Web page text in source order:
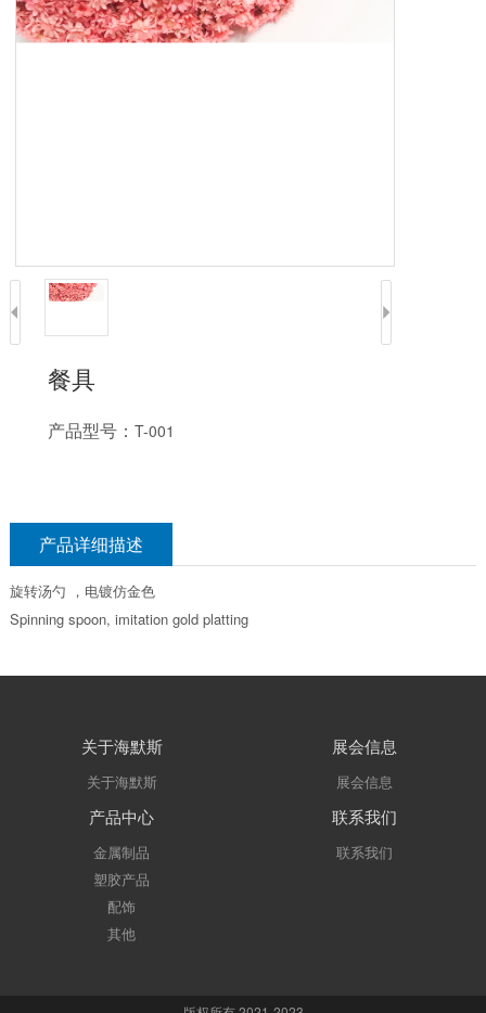
餐具
产品型号：T-001
产品详细描述
旋转汤勺 ，电镀仿金色
Spinning spoon, imitation gold platting
关于海默斯
关于海默斯
展会信息
展会信息
产品中心
金属制品
塑胶产品
配饰
其他
联系我们
联系我们